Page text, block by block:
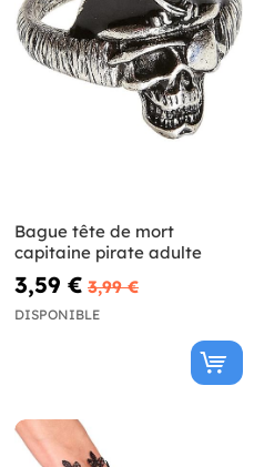
Bague tête de mort
capitaine pirate adulte
3,59 € 3,99 €
DISPONIBLE